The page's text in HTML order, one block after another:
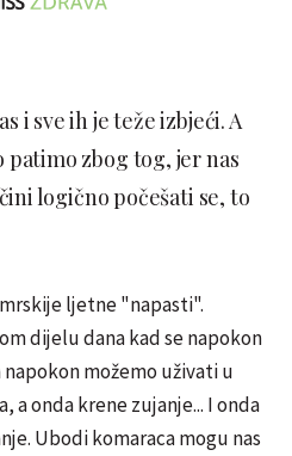
i sve ih je teže izbjeći. A
patimo zbog tog, jer nas
logično počešati se, to
ljetne "napasti".
dijelu dana kad se napokon
možemo uživati u
a onda krene zujanje... I onda
Ubodi komaraca mogu nas